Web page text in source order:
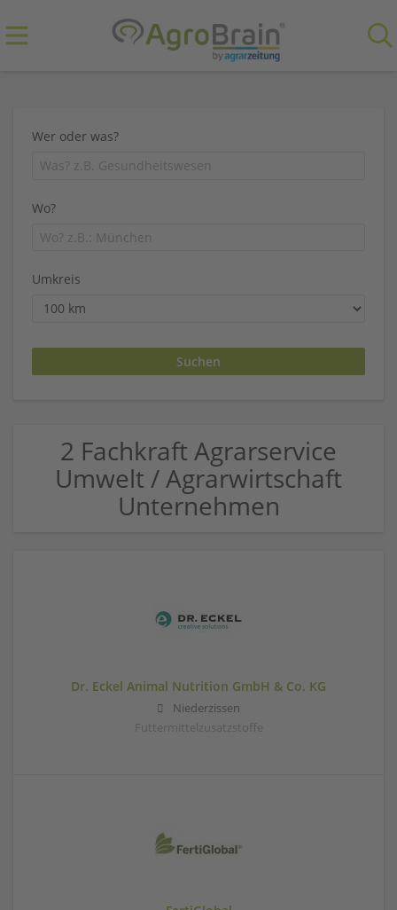
Wer oder was?
Wo?
Umkreis
2 Fachkraft Agrarservice
Umwelt / Agrarwirtschaft
Unternehmen
Dr. Eckel Animal Nutrition GmbH & Co. KG
Niederzissen
Futtermittelzusatzstoffe